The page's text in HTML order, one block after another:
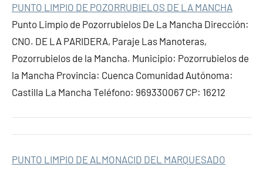
PUNTO LIMPIO DE POZORRUBIELOS DE LA MANCHA
Punto Limpio de Pozorrubielos De La Mancha Dirección:
CNO. DE LA PARIDERA, Paraje Las Manoteras,
Pozorrubielos de la Mancha. Municipio: Pozorrubielos de
la Mancha Provincia: Cuenca Comunidad Autónoma:
Castilla La Mancha Teléfono: 969330067 CP: 16212
PUNTO LIMPIO DE ALMONACID DEL MARQUESADO